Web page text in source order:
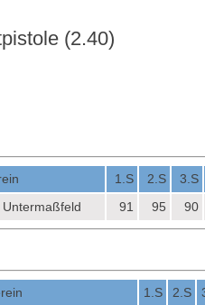
(2.40)
1.S 2.S 3.S
Untermaßfeld 91 95 90
1.S 2.S